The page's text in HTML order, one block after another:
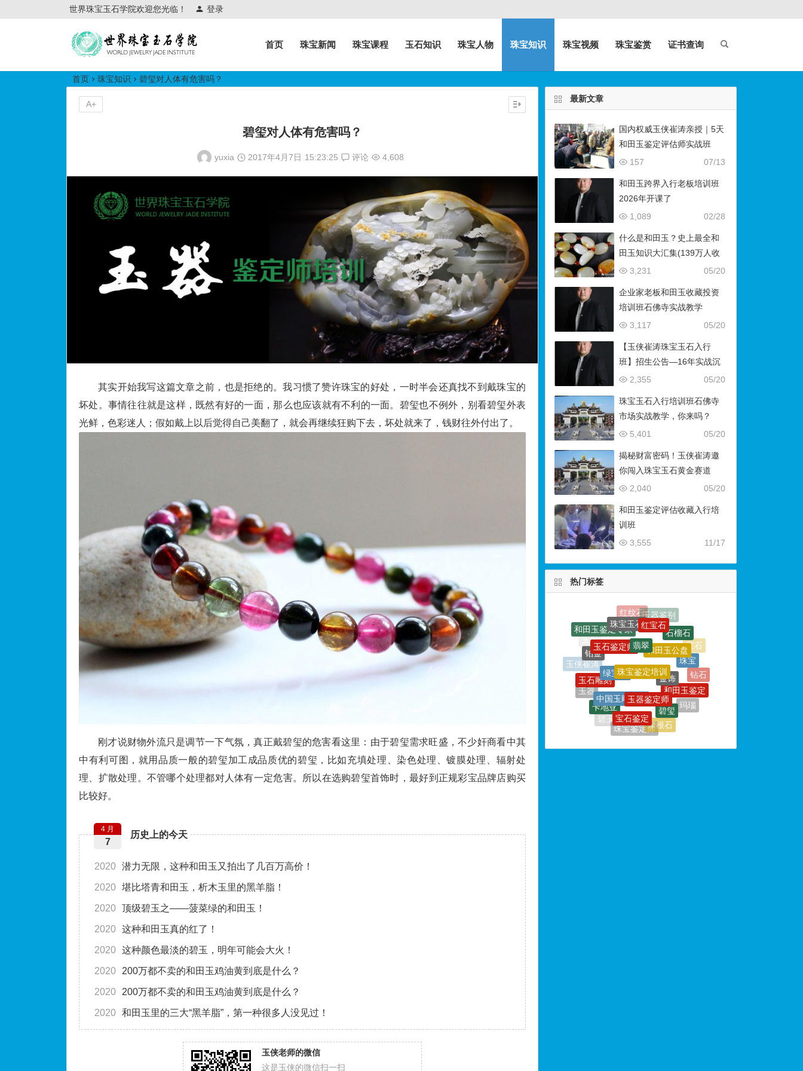
世界珠宝玉石学院欢迎您光临！ 登录
世界珠宝玉石学院培训中心
首页 珠宝新闻 珠宝课程 玉石知识 珠宝人物 珠宝知识 珠宝视频 珠宝鉴赏 证书查询
首页 珠宝知识 碧玺对人体有危害吗？
碧玺对人体有危害吗？
yuxia 2017年4月7日 15:23:25 评论 4,608
其实开始我写这篇文章之前，也是拒绝的。我习惯了赞许珠宝的好处，一时半会还真找不到戴珠宝的
坏处。事情往往就是这样，既然有好的一面，那么也应该就有不利的一面。碧玺也不例外，别看碧玺外表
光鲜，色彩迷人；假如戴上以后觉得自己美翻了，就会再继续狂购下去，坏处就来了，钱财往外付出了。
刚才说财物外流只是调节一下气氛，真正戴碧玺的危害看这里：由于碧玺需求旺盛，不少奸商看中其
中有利可图，就用品质一般的碧玺加工成品质优的碧玺，比如充填处理、染色处理、镀膜处理、辐射处
理、扩散处理。不管哪个处理都对人体有一定危害。所以在选购碧玺首饰时，最好到正规彩宝品牌店购买
比较好。
历史上的今天
4 月
7
2020 潜力无限，这种和田玉又拍出了几百万高价！
2020 堪比塔青和田玉，析木玉里的黑羊脂！
2020 顶级碧玉之——菠菜绿的和田玉！
2020 这种和田玉真的红了！
2020 这种颜色最淡的碧玉，明年可能会大火！
2020 200万都不卖的和田玉鸡油黄到底是什么？
2020 200万都不卖的和田玉鸡油黄到底是什么？
2020 和田玉里的三大“黑羊脂”，第一种很多人没见过！
玉侠老师的微信
这是玉侠的微信扫一扫
A+
最新文章
国内权威玉侠崔涛亲授｜5天
和田玉鉴定评估师实战班
（石佛寺9月开班）
07/13
157
和田玉跨界入行老板培训班
2026年开课了
02/28
1,089
什么是和田玉？史上最全和
田玉知识大汇集(139万人收
藏）
05/20
3,231
企业家老板和田玉收藏投资
培训班石佛寺实战教学
05/20
3,117
【玉侠崔涛珠宝玉石入行
班】招生公告—16年实战沉
淀，助你叩开财富与传承之
05/20
2,355
珠宝玉石入行培训班石佛寺
市场实战教学，你来吗？
05/20
5,401
揭秘财富密码！玉侠崔涛邀
你闯入珠宝玉石黄金赛道
05/20
2,040
和田玉鉴定评估收藏入行培
训班
11/17
3,555
热门标签
珠宝玉石红宝石
石榴石
玉侠崔涛
铂金
玉石鉴定师翡翠
和田玉公盘
珠宝
钻石
珠宝鉴定
砗磲
玉器
玉石雕刻
绿宝石珠宝鉴定培训
金饰
和田玉鉴定
玛瑙
戒指
独山论玉
玉文化
碧玉
卡地亚
中国玉雕大师玉器鉴定师
碧玺
摩根石
珠宝鉴定师
宝石鉴定